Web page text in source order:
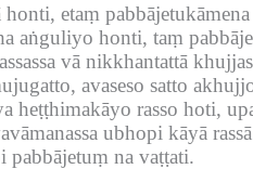
etaṃ
aṅguliyo honti, taṃ
vā nikkhantattā
avaseso satto
heṭṭhimakāyo rasso hoti,
ubhopi kāyā
pabbājetuṃ na vaṭṭati.